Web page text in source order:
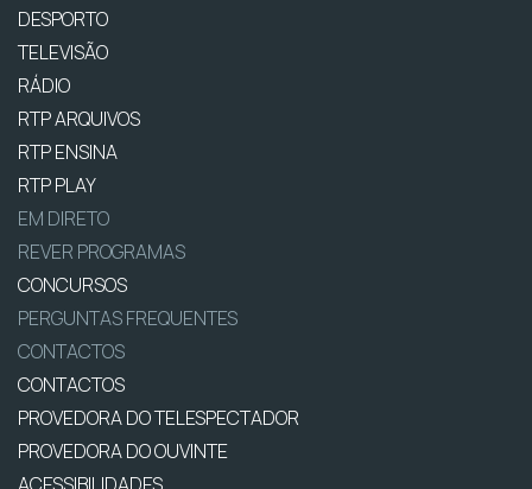
DESPORTO
TELEVISÃO
RÁDIO
RTP ARQUIVOS
RTP ENSINA
RTP PLAY
EM DIRETO
REVER PROGRAMAS
CONCURSOS
PERGUNTAS FREQUENTES
CONTACTOS
CONTACTOS
PROVEDORA DO TELESPECTADOR
PROVEDORA DO OUVINTE